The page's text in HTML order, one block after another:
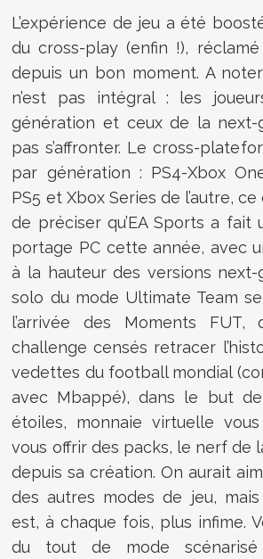
L’expérience de jeu a été
du cross-play (enfin !),
depuis un bon moment. A
n’est pas intégral : les
génération et ceux de la
pas s’affronter. Le cross-
par génération : PS4-Xbox
PS5 et Xbox Series de l’autre,
de préciser qu’EA Sports a fait
portage PC cette année, avec
à la hauteur des versions
solo du mode Ultimate Team
l’arrivée des Moments FUT,
challenge censés retracer
vedettes du football mondial
avec Mbappé), dans le but
étoiles, monnaie virtuelle
vous offrir des packs, le nerf de
depuis sa création. On aurait
des autres modes de jeu,
est, à chaque fois, plus infime.
du tout de mode